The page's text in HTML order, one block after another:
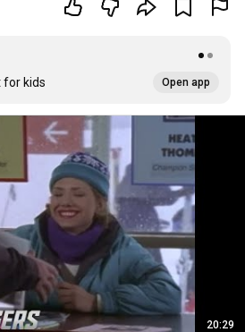
for kids
Open app
20:29